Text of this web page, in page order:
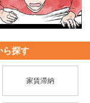
ら探す
家賃滞納